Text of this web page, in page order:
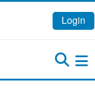
Login